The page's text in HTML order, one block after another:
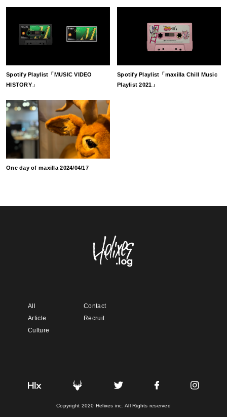
Spotify Playlist「MUSIC VIDEO
HISTORY」
Spotify Playlist「maxilla Chill Music
Playlist 2021」
One day of maxilla 2024/04/17
All
Article
Culture
Contact
Recruit
Copyright 2020 Helixes inc. All Rights reserved